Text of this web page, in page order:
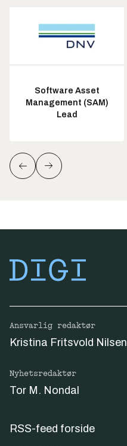
Software Asset
Management (SAM)
Lead
Ansvarlig redaktør
Kristina Fritsvold Nilsen
Nyhetsredaktør
Tor M. Nondal
RSS-feed forside